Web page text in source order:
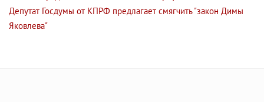
Депутат Госдумы от КПРФ предлагает смягчить "закон Димы
Яковлева"